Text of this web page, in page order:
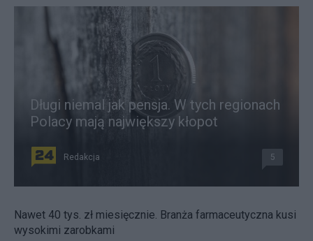
Długi niemal jak pensja. W tych regionach
Polacy mają największy kłopot
Redakcja 5
Nawet 40 tys. zł miesięcznie. Branża farmaceutyczna kusi
wysokimi zarobkami